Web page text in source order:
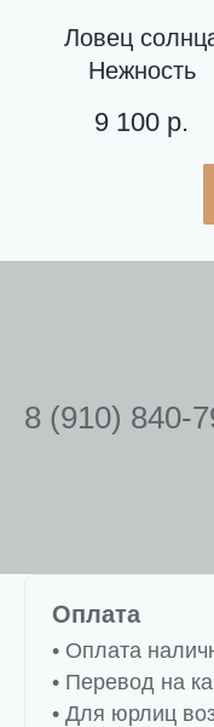
Ловец
Нежность
9 100 р.
8 (910) 840-
Оплата
• Оплата
• Перевод на
• Для юрлиц